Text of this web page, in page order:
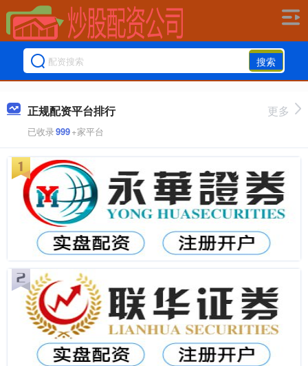
搜索
正规配资平台排行
已收录999+家平台
更多